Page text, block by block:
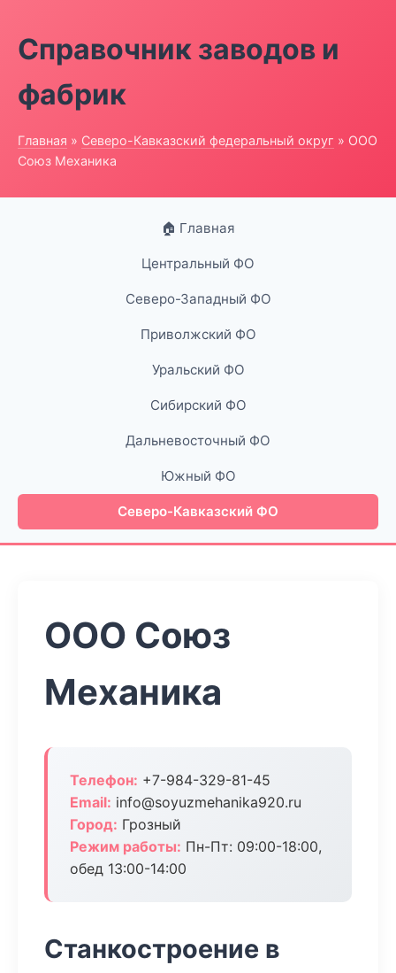
Справочник заводов и
фабрик
Главная » Северо-Кавказский федеральный округ » ООО
Союз Механика
🏠 Главная
Центральный ФО
Северо-Западный ФО
Приволжский ФО
Уральский ФО
Сибирский ФО
Дальневосточный ФО
Южный ФО
Северо-Кавказский ФО
ООО Союз
Механика
Телефон: +7-984-329-81-45
Email: info@soyuzmehanika920.ru
Город: Грозный
Режим работы: Пн-Пт: 09:00-18:00,
обед 13:00-14:00
Станкостроение в